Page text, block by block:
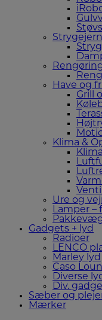
Have og
Grill
Klima &
Ure og
Lamper –
Gadgets + lyd
Radioer
LENCO
Marley lyd
Caso
Diverse
Div.
Sæber og
Mærker